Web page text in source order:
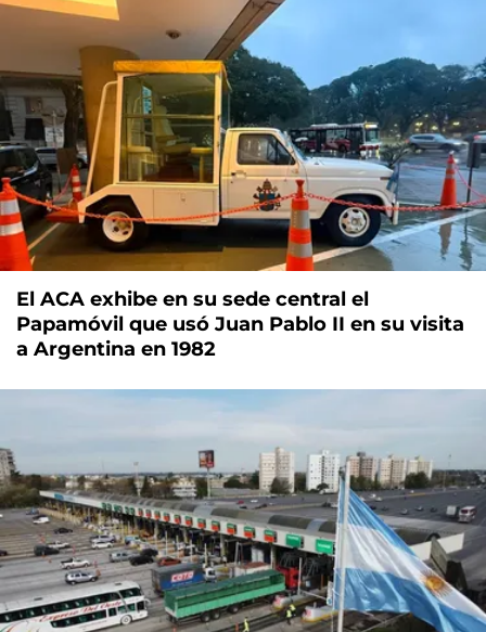
El ACA exhibe en su sede central el
Papamóvil que usó Juan Pablo II en su visita
a Argentina en 1982